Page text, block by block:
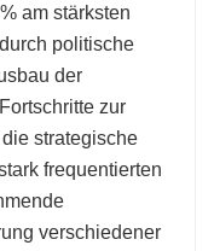
am stärksten
politische
der
zur
strategische
frequentierten
verschiedener